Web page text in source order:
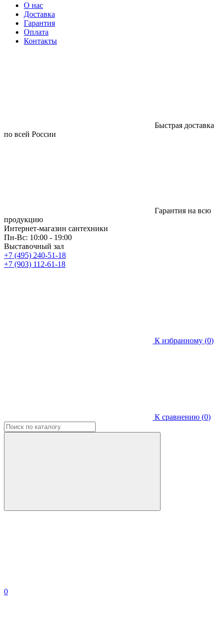
О нас
Доставка
Гарантия
Оплата
Контакты
Быстрая доставка
по всей России
Гарантия на всю
продукцию
Интернет-магазин сантехники
Пн-Вс: 10:00 - 19:00
Выставочный зал
+7 (495) 240-51-18
+7 (903) 112-61-18
К избранному (0)
К сравнению (0)
0